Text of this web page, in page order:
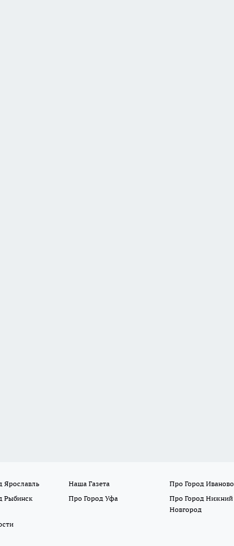
Ярославль Наша Газета
Про Город Иваново
Рыбинск Про Город Уфа
Про Город Нижний
Новгород